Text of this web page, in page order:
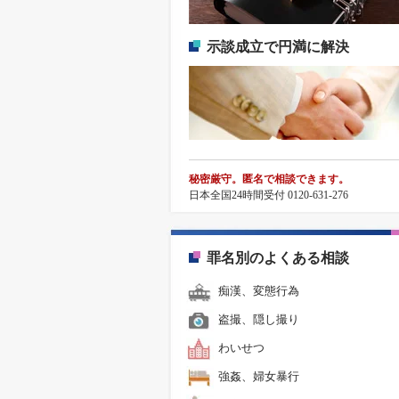
示談成立で円満に解決
秘密厳守。匿名で相談できます。
日本全国24時間受付 0120-631-276
罪名別のよくある相談
痴漢、変態行為
盗撮、隠し撮り
わいせつ
強姦、婦女暴行